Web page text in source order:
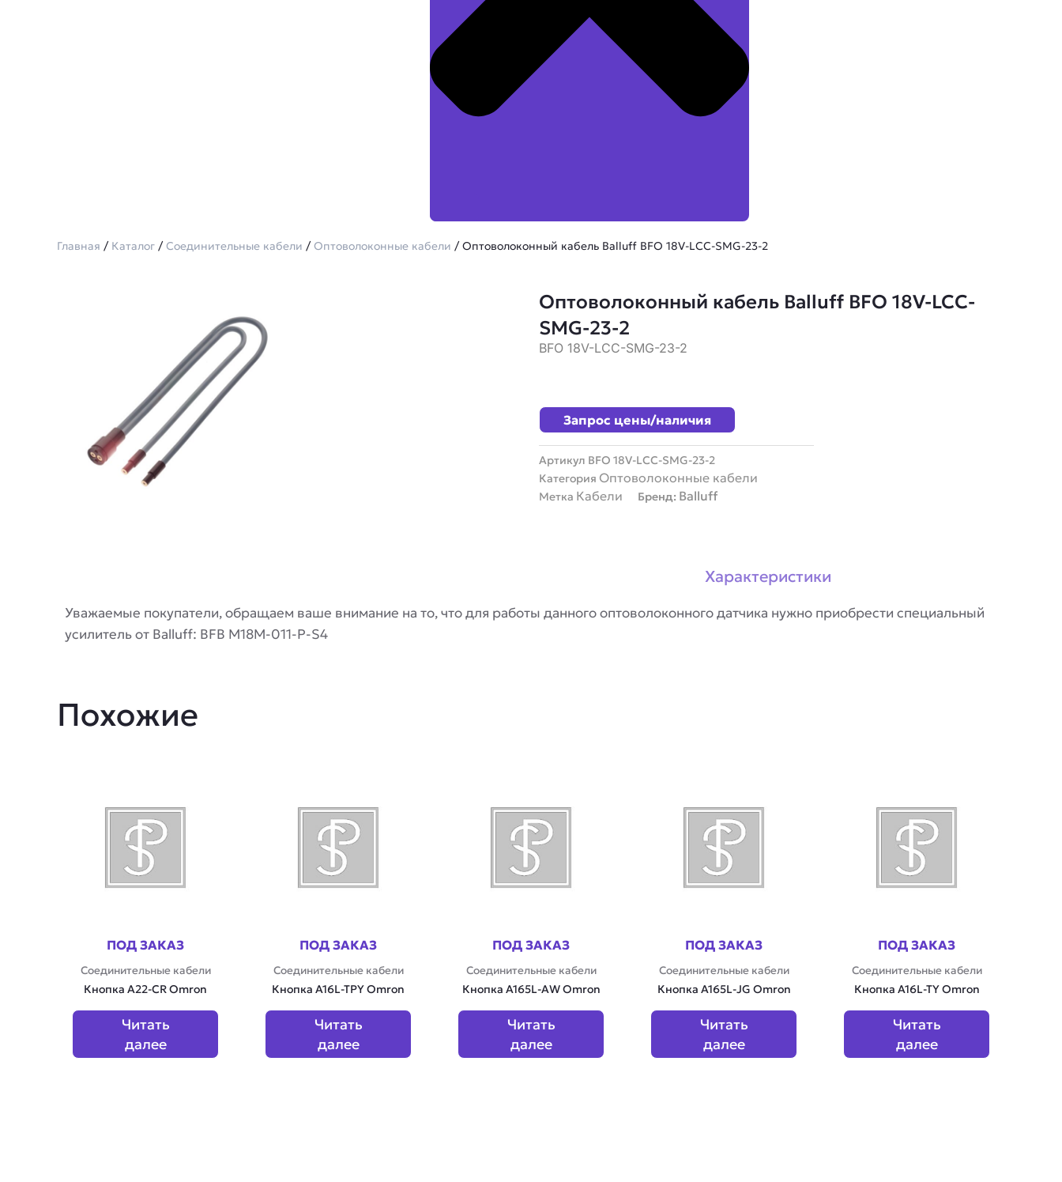
Главная / Каталог /Соединительные кабели /Оптоволоконные кабели / Оптоволоконный кабель Balluff BFO 18V-LCC-SMG-23-2
Оптоволоконный кабель Balluff BFO 18V-LCC-
SMG-23-2
BFO 18V-LCC-SMG-23-2
Запрос цены/наличия
Артикул BFO 18V-LCC-SMG-23-2
Категория Оптоволоконные кабели
Метка Кабели Бренд: Balluff
Характеристики
Уважаемые покупатели, обращаем ваше внимание на то, что для работы данного оптоволоконного датчика нужно приобрести специальный
усилитель от Balluff: BFB M18M-011-P-S4
Похожие
ПОД ЗАКАЗ
Соединительные кабели
Кнопка A22-CR Omron
Читать
далее
ПОД ЗАКАЗ
Соединительные кабели
Кнопка A16L-TPY Omron
Читать
далее
ПОД ЗАКАЗ
Соединительные кабели
Кнопка A165L-AW Omron
Читать
далее
ПОД ЗАКАЗ
Соединительные кабели
Кнопка A165L-JG Omron
Читать
далее
ПОД ЗАКАЗ
Соединительные кабели
Кнопка A16L-TY Omron
Читать
далее